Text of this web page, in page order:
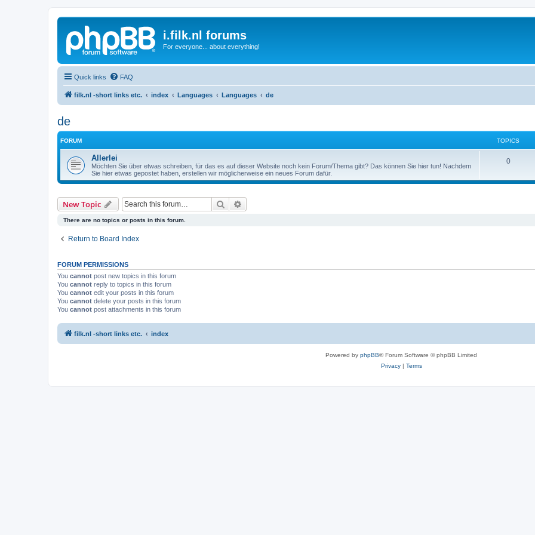
i.filk.nl forums
For everyone... about everything!
Quick links FAQ
filk.nl -short links etc. index Languages Languages de
de
FORUM TOPICS
Allerlei
Möchten Sie über etwas schreiben, für das es auf dieser Website noch kein Forum/Thema gibt? Das können Sie hier tun! Nachdem
Sie hier etwas gepostet haben, erstellen wir möglicherweise ein neues Forum dafür.
0T
New Topic Search
There are no topics or posts in this forum.
Return to Board Index
FORUM PERMISSIONS
You cannot post new topics in this forum
You cannot reply to topics in this forum
You cannot edit your posts in this forum
You cannot delete your posts in this forum
You cannot post attachments in this forum
filk.nl -short links etc. index
Powered by phpBB® Forum Software © phpBB Limited
Privacy| Terms